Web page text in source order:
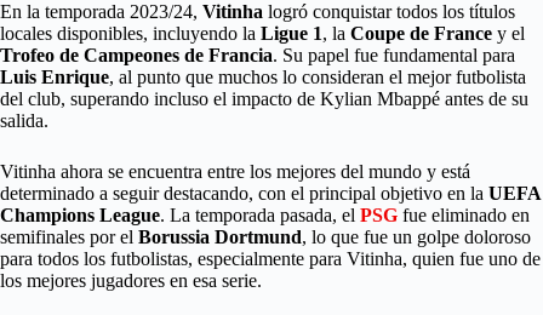
En la temporada 2023/24, Vitinha logró conquistar todos los títulos
locales disponibles, incluyendo la Ligue 1, la Coupe de France y el
Trofeo de Campeones de Francia. Su papel fue fundamental para
Luis Enrique, al punto que muchos lo consideran el mejor futbolista
del club, superando incluso el impacto de Kylian Mbappé antes de su
salida.
Vitinha ahora se encuentra entre los mejores del mundo y está
determinado a seguir destacando, con el principal objetivo en la UEFA
Champions League. La temporada pasada, el PSG fue eliminado en
semifinales por el Borussia Dortmund, lo que fue un golpe doloroso
para todos los futbolistas, especialmente para Vitinha, quien fue uno de
los mejores jugadores en esa serie.